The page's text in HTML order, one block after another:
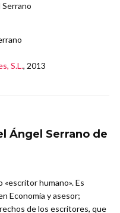
S.L., 2013
Ángel Serrano de
humano». Es
Economía y asesor;
de los escritores, que